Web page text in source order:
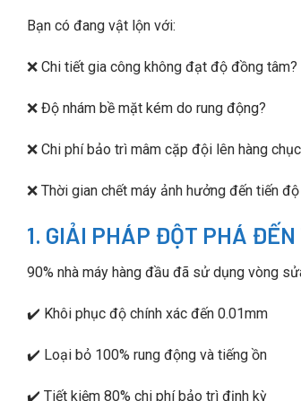
Bạn có đang vật lộn với:
❌ Chi tiết gia công không đạt độ đồng tâm?
❌ Độ nhám bề mặt kém do rung động?
❌ Chi phí bảo trì mâm cặp đội lên hàng
❌ Thời gian chết máy ảnh hưởng đến tiến
1. GIẢI PHÁP ĐỘT PHÁ ĐẾN
90% nhà máy hàng đầu đã sử dụng vòng
✔️ Khôi phục độ chính xác đến 0.01mm
✔️ Loại bỏ 100% rung động và tiếng ồn
✔️ Tiết kiệm 80% chi phí bảo trì định kỳ